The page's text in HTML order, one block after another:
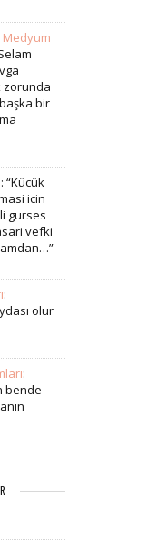
zorunda
bir
: “Kücük
icin
gurses
vefki
”
:
olur
:
bende